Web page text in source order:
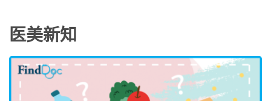
医美新知